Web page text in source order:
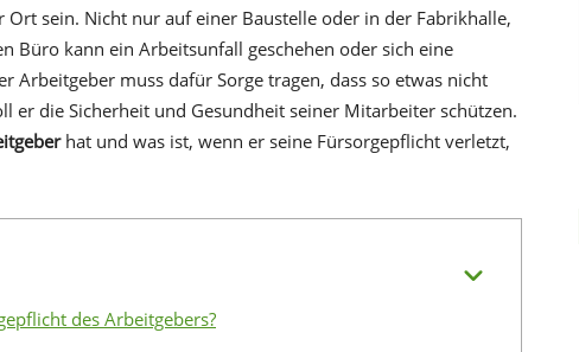
sein. Nicht nur auf einer Baustelle oder in der Fabrikhalle,
Büro kann ein Arbeitsunfall geschehen oder sich eine
Arbeitgeber muss dafür Sorge tragen, dass so etwas nicht
er die Sicherheit und Gesundheit seiner Mitarbeiter schützen.
hat und was ist, wenn er seine Fürsorgepflicht verletzt,
des Arbeitgebers?